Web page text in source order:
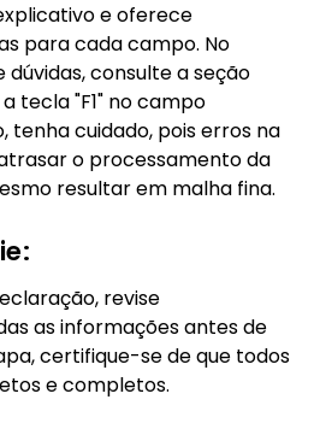
e oferece
para cada campo. No
consulte a seção
tecla "F1" no campo
tenha cuidado, pois erros na
o processamento da
resultar em malha fina.
revise
as informações antes de
certifique-se de que todos
e completos.